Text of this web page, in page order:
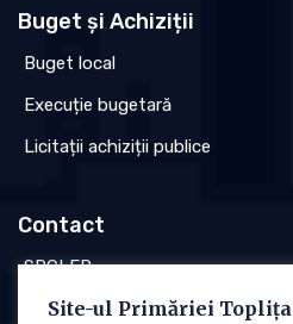
Buget și Achiziții
Buget local
Execuție bugetară
Licitații achiziții publice
Contact
SPCLEP
Stare civilă
Site-ul Primăriei Toplița